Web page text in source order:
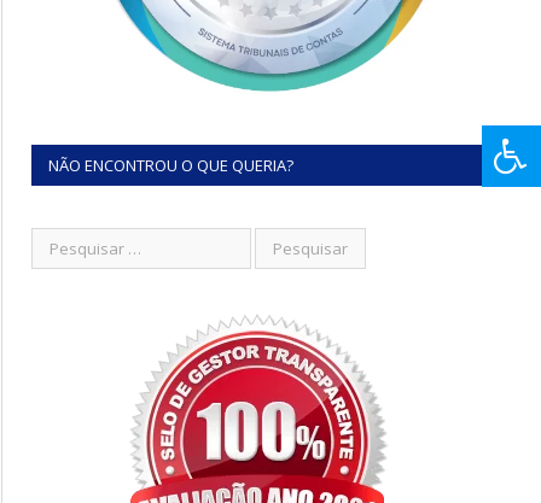
NÃO ENCONTROU O QUE QUERIA?